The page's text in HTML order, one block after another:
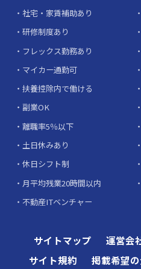
社宅・家賃補助あり
研修制度あり
フレックス勤務あり
マイカー通勤可
扶養控除内で働ける
副業OK
離職率5％以下
土日休みあり
休日シフト制
月平均残業20時間以内
不動産ITベンチャー
サイトマップ 運営会
サイト規約
掲載希望